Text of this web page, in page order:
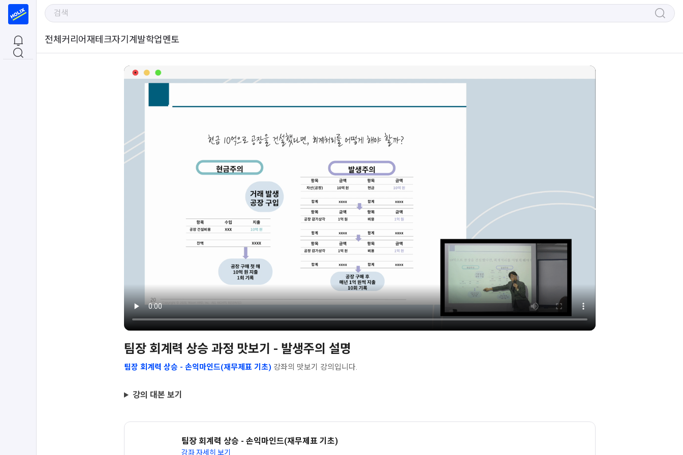
전체 커리어재테크자기계발학업멘토
팀장 회계력 상승 과정 맛보기 - 발생주의 설명
팀장 회계력 상승 - 손익마인드(재무제표 기초) 강좌의 맛보기 강의입니다.
강의 대본 보기
팀장 회계력 상승 - 손익마인드(재무제표 기초)
강좌 자세히 보기